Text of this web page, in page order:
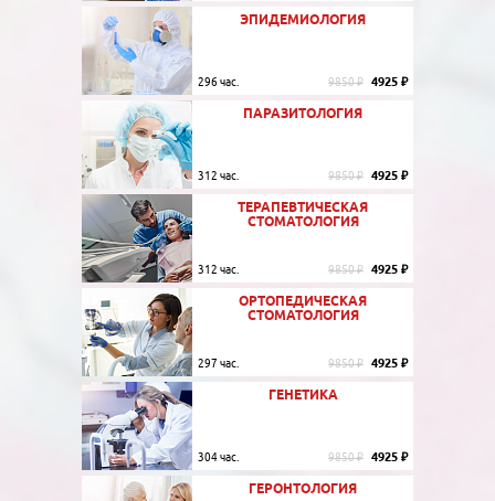
ЭПИДЕМИОЛОГИЯ
296 час. 9850 ₽ 4925 ₽
ПАРАЗИТОЛОГИЯ
312 час. 9850 ₽ 4925 ₽
ТЕРАПЕВТИЧЕСКАЯ
СТОМАТОЛОГИЯ
312 час. 9850 ₽ 4925 ₽
ОРТОПЕДИЧЕСКАЯ
СТОМАТОЛОГИЯ
297 час. 9850 ₽ 4925 ₽
ГЕНЕТИКА
304 час. 9850 ₽ 4925 ₽
ГЕРОНТОЛОГИЯ